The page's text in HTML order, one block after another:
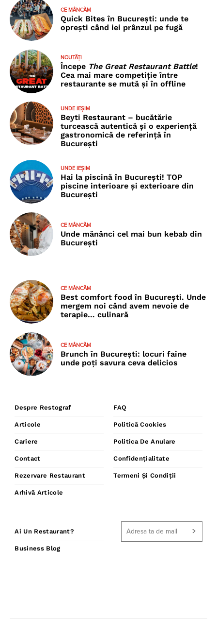
CE MÂNCĂM
Quick Bites în București: unde te
oprești când iei prânzul pe fugă
NOUTĂȚI
Începe The Great Restaurant Battle!
Cea mai mare competiție între
restaurante se mută și în offline
UNDE IEȘIM
Beyti Restaurant – bucătărie
turcească autentică și o experiență
gastronomică de referință în
București
UNDE IEȘIM
Hai la piscină în București! TOP
piscine interioare și exterioare din
București
CE MÂNCĂM
Unde mănânci cel mai bun kebab din
București
CE MÂNCĂM
Best comfort food în București. Unde
mergem noi când avem nevoie de
terapie… culinară
CE MÂNCĂM
Brunch în București: locuri faine
unde poţi savura ceva delicios
Despre Restograf
Articole
Cariere
Contact
Rezervare Restaurant
Arhivă Articole
FAQ
Politică Cookies
Politica De Anulare
Confidențialitate
Termeni Și Condiții
Ai Un Restaurant?
Business Blog